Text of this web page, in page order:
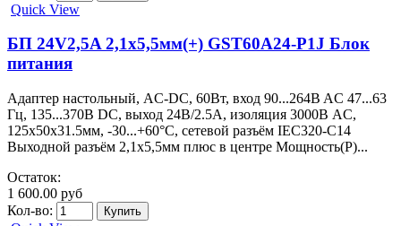
Quick View
БП 24V2,5A 2,1х5,5мм(+) GST60A24-P1J Блок
питания
Адаптер настольный, AC-DC, 60Вт, вход 90...264B AC 47...63
Гц, 135...370B DC, выход 24B/2.5A, изоляция 3000В AC,
125x50x31.5мм, -30...+60°С, сетевой разъём IEC320-C14
Выходной разъём 2,1х5,5мм плюс в центре Мощность(P)...
Остаток:
1 600.00 руб
Кол-во: